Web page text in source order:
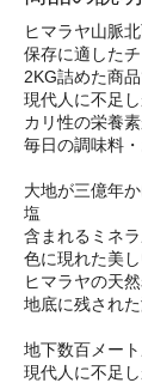
ヒマラヤ山脈
保存に適した
2KG詰めた商品
現代人に不足
カリ性の栄養
毎日の調味料
大地が三億年
塩
含まれるミネ
色に現れた美
ヒマラヤの天
地底に残され
地下数百メー
現代人に不足